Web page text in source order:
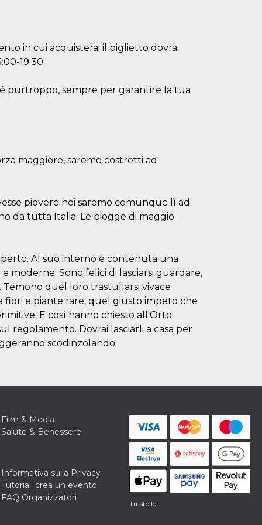
in cui acquisterai il biglietto dovrai
19:30.
purtroppo, sempre per garantire la tua
maggiore, saremo costretti ad
piovere noi saremo comunque lì ad
da tutta Italia. Le piogge di maggio
Al suo interno è contenuta una
moderne. Sono felici di lasciarsi guardare,
quel loro trastullarsi vivace
fiori e piante rare, quel giusto impeto che
E così hanno chiesto all'Orto
regolamento. Dovrai lasciarli a casa per
scodinzolando.
Film & Media
Salute & Benessere
Informativa sulla Privacy
Tutorial: crea un evento
FAQ Organizzatori
Trustpilot